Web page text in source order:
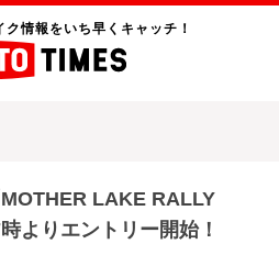
情報をいち早くキャッチ！
LAKE RALLY
よりエントリー開始！